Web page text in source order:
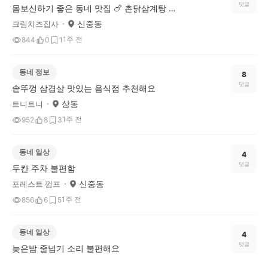
몸보신하기 좋은 동네 맛집 🍗 촌닭삼계탕 소개해요
크림치즈집사 신중동
844 0 1 1주 전
댓글
동네 정보
솥뚜껑 삼겹살 맛있는 음식점 추천해요
트니트니 상동
952 8 31주 전
8
댓글
동네 일상
두칸 주차 불편함
포레스트 껌프 신중동
856 6 51주 전
4
댓글
동네 일상
늦은밤 줄넘기 소리 불편해요
4
댓글